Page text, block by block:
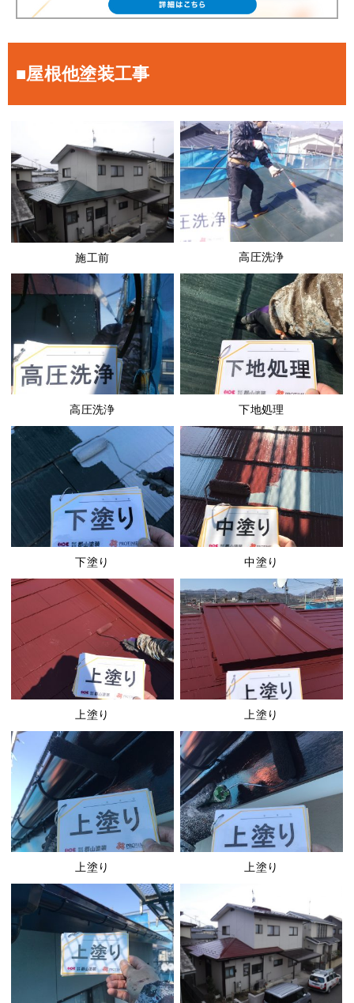
■屋根他塗装工事
施工前 高圧洗浄
高圧洗浄 下地処理
下塗り 中塗り
上塗り 上塗り
上塗り 上塗り